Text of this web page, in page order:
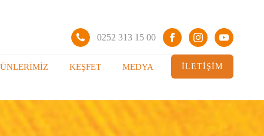
0252 313 15 00
KEŞFET MEDYA İLETİŞİM